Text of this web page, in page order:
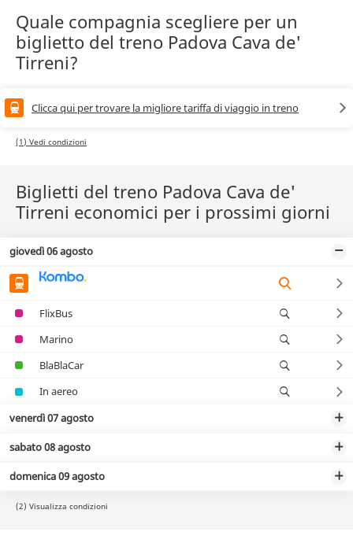
Quale compagnia scegliere per un
biglietto del treno Padova Cava de'
Tirreni?
Clicca qui per trovare la migliore tariffa di viaggio in treno
(1) Vedi condizioni
Biglietti del treno Padova Cava de'
Tirreni economici per i prossimi giorni
giovedì 06 agosto
FlixBus
Marino
BlaBlaCar
In aereo
venerdì 07 agosto
sabato 08 agosto
domenica 09 agosto
(2) Visualizza condizioni